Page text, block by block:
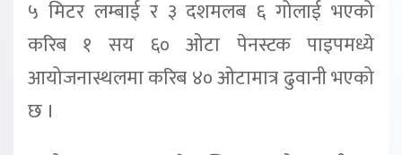
५ मिटर लम्बाई र ३ दशमलब ६ गोलाई भएको
करिब १ सय ६० ओटा पेनस्टक पाइपमध्ये
आयोजनास्थलमा करिब ४० ओटामात्र ढुवानी भएको
छ ।